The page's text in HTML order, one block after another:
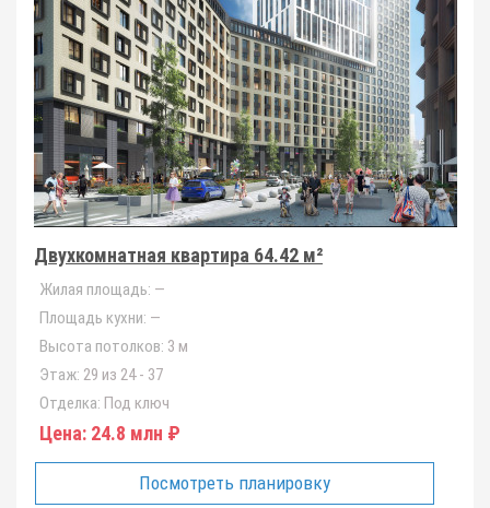
Двухкомнатная квартира 64.42 м²
Жилая площадь: —
Площадь кухни: —
Высота потолков: 3 м
Этаж: 29 из 24 - 37
Отделка: Под ключ
Цена: 24.8 млн ₽
Посмотреть планировку